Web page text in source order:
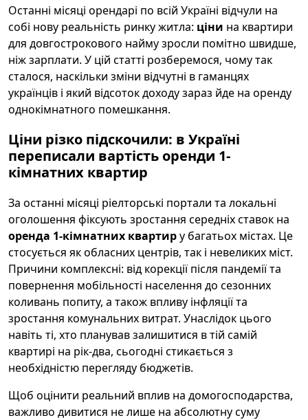
Останні місяці орендарі по всій Україні відчули на
собі нову реальність ринку житла: ціни на квартири
для довгострокового найму зросли помітно швидше,
ніж зарплати. У цій статті розберемося, чому так
сталося, наскільки зміни відчутні в гаманцях
українців і який відсоток доходу зараз йде на оренду
однокімнатного помешкання.
Ціни різко підскочили: в Україні
переписали вартість оренди 1-
кімнатних квартир
За останні місяці ріелторські портали та локальні
оголошення фіксують зростання середніх ставок на
оренда 1-кімнатних квартиру багатьох містах. Це
стосується як обласних центрів, так і невеликих міст.
Причини комплексні: від корекції після пандемії та
повернення мобільності населення до сезонних
коливань попиту, а також впливу інфляції та
зростання комунальних витрат. Унаслідок цього
навіть ті, хто планував залишитися в тій самій
квартирі на рік-два, сьогодні стикається з
необхідністю перегляду бюджетів.
Щоб оцінити реальний вплив на домогосподарства,
важливо дивитися не лише на абсолютну суму